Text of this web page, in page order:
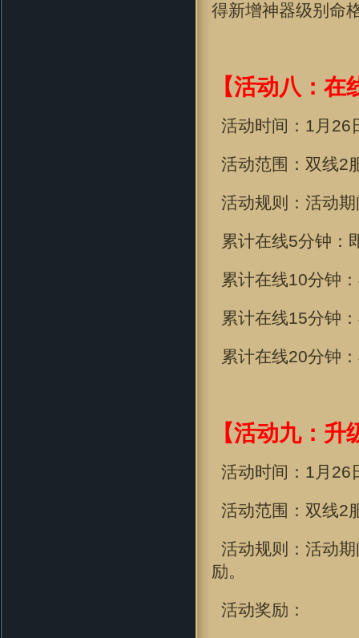
得新增神器级别命
【活动八：
活动时间：1 月
活动范围：双线2
活动规则：活动
累计在线5分钟 ：
累计在线10分钟
累计在线15分钟
累计在线20分钟
【活动九：
活动时间： 1月26
活动范围：双线2
活动规则：活动
励。
活动奖励：